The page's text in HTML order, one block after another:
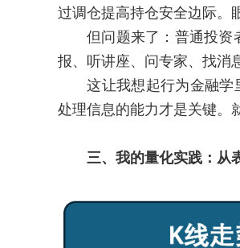
过调仓提高持仓安全边际。
但问题来了：普通投资者
报、听讲座、问专家、找消
这让我想起行为金融学
处理信息的能力才是关键。
三、我的量化实践：从